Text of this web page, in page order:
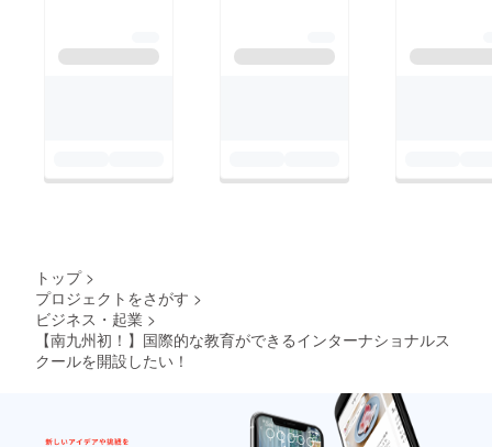
トップ >
プロジェクトをさがす >
ビジネス・起業 >
【南九州初！】国際的な教育ができるインターナショナルス
クールを開設したい！